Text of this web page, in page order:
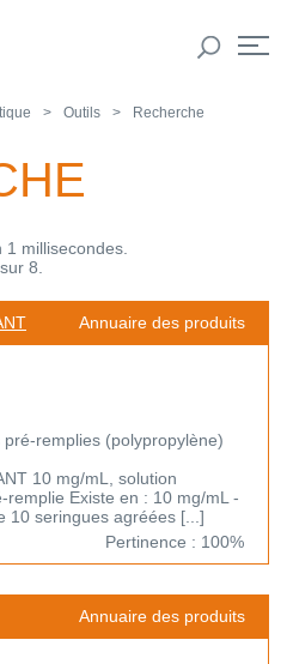
Outils Recherche
millisecondes.
8.
Annuaire des produits
remplies (polypropylène)
10 mg/mL, solution
Existe en : 10 mg/mL -
10 seringues agréées [...]
Pertinence : 100%
Annuaire des produits